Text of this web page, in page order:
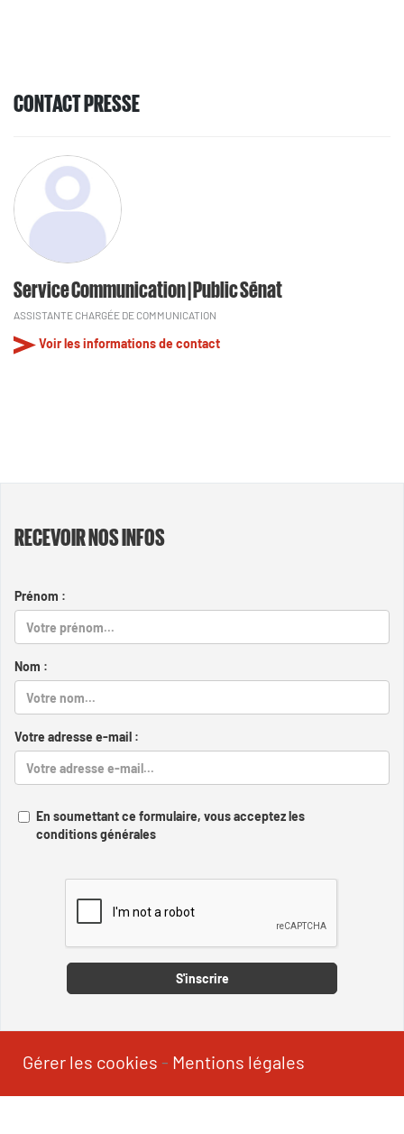
CONTACT PRESSE
Service Communication | Public Sénat
ASSISTANTE CHARGÉE DE COMMUNICATION
Voir les informations de contact
RECEVOIR NOS INFOS
Prénom :
Nom :
Votre adresse e-mail :
En soumettant ce formulaire, vous acceptez les
conditions générales
S'inscrire
Gérer les cookies - Mentions légales